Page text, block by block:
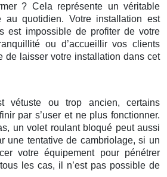
? Cela représente un véritable
au quotidien. Votre installation est
est impossible de profiter de votre
ou d’accueillir vos clients
de laisser votre installation dans cet
vétuste ou trop ancien, certains
par s’user et ne plus fonctionner.
un volet roulant bloqué peut aussi
une tentative de cambriolage, si un
votre équipement pour pénétrer
les cas, il n’est pas possible de